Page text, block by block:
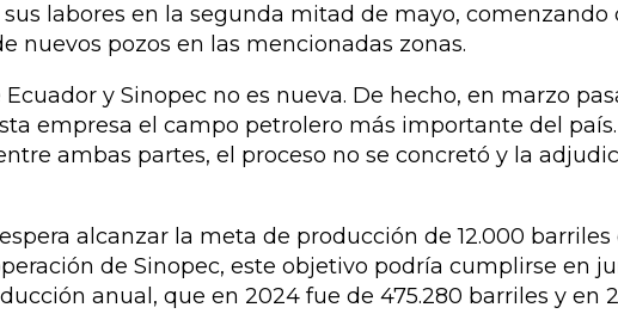
labores en la segunda mitad de mayo, comenzando
nuevos pozos en las mencionadas zonas.
y Sinopec no es nueva. De hecho, en marzo
empresa el campo petrolero más importante del país.
ambas partes, el proceso no se concretó y la
alcanzar la meta de producción de 12.000 barriles
de Sinopec, este objetivo podría cumplirse en
anual, que en 2024 fue de 475.280 barriles y en